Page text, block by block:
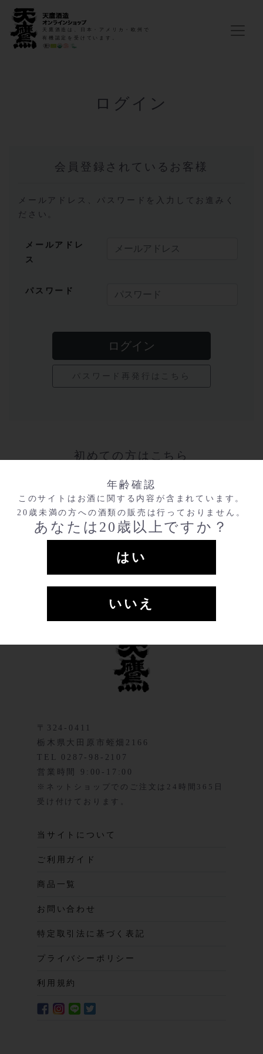
年齢確認
このサイトはお酒に関する内容が含まれています。
20歳未満の方への酒類の販売は行っておりません。
あなたは20歳以上ですか？
はい
いいえ
天鷹酒造は、日本・アメリカ・欧州で
有機認定を受けています。
ログイン
会員登録されているお客様
メールアドレス、パスワードを入力してお進みく
ださい。
メールアドレ
ス
パスワード
パスワード再発行はこちら
初めての方はこちら
会員登録をすると、次回よりお名前や住所などを
入力することなくスムーズにお買い物をお楽しみ
いただけます。
是非この機会にご登録ください。
新規会員登録
〒324-0411
栃木県大田原市蛭畑2166
TEL 0287-98-2107
営業時間 9:00-17:00
※ネットショップでのご注文は24時間365日
受け付けております。
当サイトについて
ご利用ガイド
商品一覧
お問い合わせ
特定取引法に基づく表記
プライバシーポリシー
利用規約